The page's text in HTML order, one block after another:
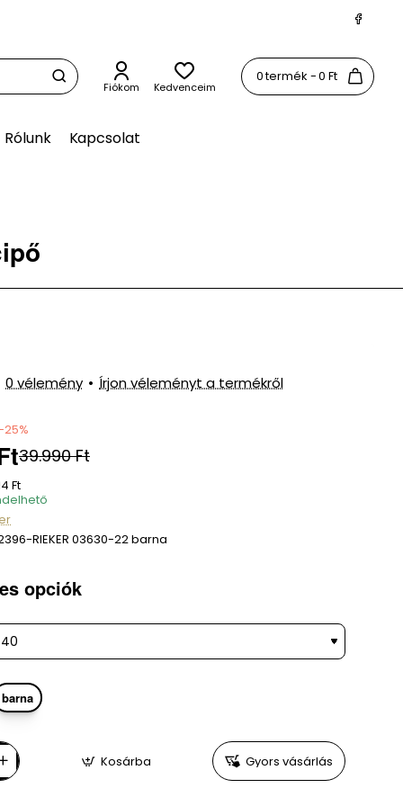
Fiókom Kedvenceim
0 termék - 0 Ft
Rólunk Kapcsolat
0 vélemény • Írjon véleményt a termékről
39.990 Ft
Ft
RIEKER 03630-22 barna
opciók
barna
Kosárba Gyors vásárlás